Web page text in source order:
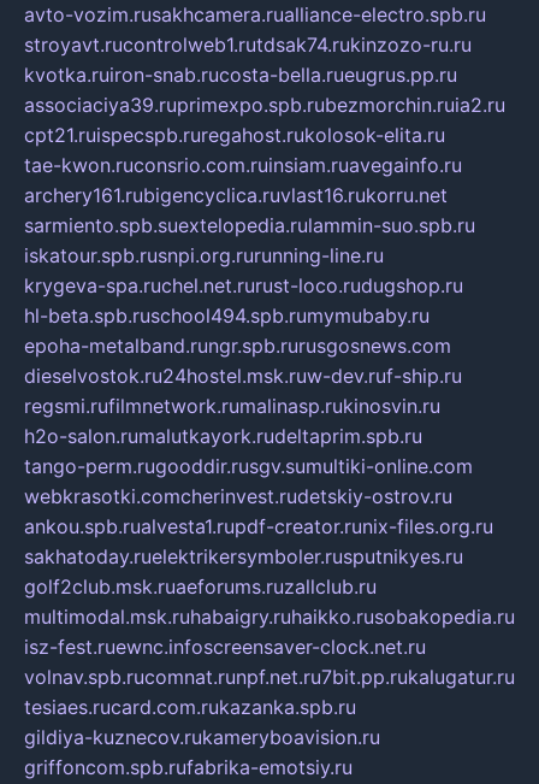
avto-vozim.rusakhcamera.rualliance-electro.spb.ru
stroyavt.rucontrolweb1.rutdsak74.rukinzozo-ru.ru
kvotka.ruiron-snab.rucosta-bella.rueugrus.pp.ru
associaciya39.ruprimexpo.spb.rubezmorchin.ruia2.ru
cpt21.ruispecspb.ruregahost.rukolosok-elita.ru
tae-kwon.ruconsrio.com.ruinsiam.ruavegainfo.ru
archery161.rubigencyclica.ruvlast16.rukorru.net
sarmiento.spb.suextelopedia.rulammin-suo.spb.ru
iskatour.spb.rusnpi.org.rurunning-line.ru
krygeva-spa.ruchel.net.rurust-loco.rudugshop.ru
hl-beta.spb.ruschool494.spb.rumymubaby.ru
epoha-metalband.rungr.spb.rurusgosnews.com
dieselvostok.ru24hostel.msk.ruw-dev.ruf-ship.ru
regsmi.rufilmnetwork.rumalinasp.rukinosvin.ru
h2o-salon.rumalutkayork.rudeltaprim.spb.ru
tango-perm.rugooddir.rusgv.sumultiki-online.com
webkrasotki.comcherinvest.rudetskiy-ostrov.ru
ankou.spb.rualvesta1.rupdf-creator.runix-files.org.ru
sakhatoday.ruelektrikersymboler.rusputnikyes.ru
golf2club.msk.ruaeforums.ruzallclub.ru
multimodal.msk.ruhabaigry.ruhaikko.rusobakopedia.ru
isz-fest.ruewnc.infoscreensaver-clock.net.ru
volnav.spb.rucomnat.runpf.net.ru7bit.pp.rukalugatur.ru
tesiaes.rucard.com.rukazanka.spb.ru
gildiya-kuznecov.rukameryboavision.ru
griffoncom.spb.rufabrika-emotsiy.ru